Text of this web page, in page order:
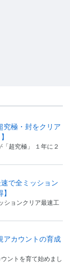
究極・封をクリア
超究極」 １年に２
で全ミッション
ションクリア最速工
アカウントの育成
ントを育て始めまし